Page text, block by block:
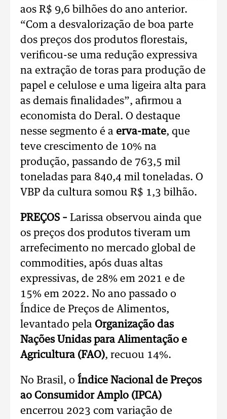
aos R$ 9,6 bilhões do ano anterior.
“Com a desvalorização de boa parte
dos preços dos produtos florestais,
verificou-se uma redução expressiva
na extração de toras para produção de
papel e celulose e uma ligeira alta para
as demais finalidades”, afirmou a
economista do Deral. O destaque
nesse segmento é a erva-mate, que
teve crescimento de 10% na
produção, passando de 763,5 mil
toneladas para 840,4 mil toneladas. O
VBP da cultura somou R$ 1,3 bilhão.
PREÇOS – Larissa observou ainda que
os preços dos produtos tiveram um
arrefecimento no mercado global de
commodities, após duas altas
expressivas, de 28% em 2021 e de
15% em 2022. No ano passado o
Índice de Preços de Alimentos,
levantado pela Organização das
Nações Unidas para Alimentação e
Agricultura (FAO), recuou 14%.
No Brasil, o Índice Nacional de Preços
ao Consumidor Amplo (IPCA)
encerrou 2023 com variação de